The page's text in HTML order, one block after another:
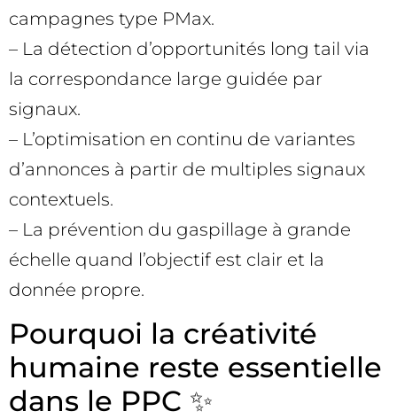
campagnes type PMax.
– La détection d’opportunités long tail via
la correspondance large guidée par
signaux.
– L’optimisation en continu de variantes
d’annonces à partir de multiples signaux
contextuels.
– La prévention du gaspillage à grande
échelle quand l’objectif est clair et la
donnée propre.
Pourquoi la créativité
humaine reste essentielle
dans le PPC ✨